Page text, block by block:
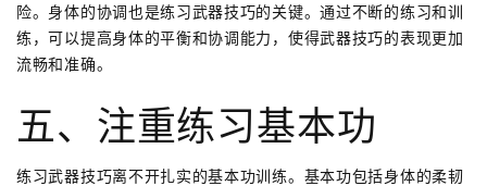
险。身体的协调也是练习武器技巧的关键。通过不断的练习和训
练，可以提高身体的平衡和协调能力，使得武器技巧的表现更加
流畅和准确。
五、注重练习基本功
练习武器技巧离不开扎实的基本功训练。基本功包括身体的柔韧